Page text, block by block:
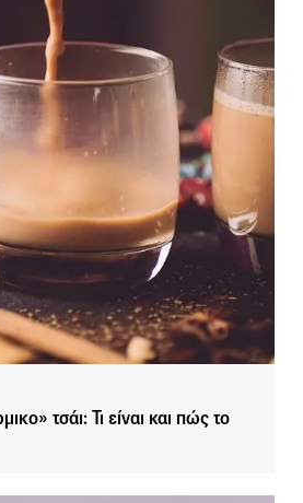
τσάι: Τι είναι και πώς το